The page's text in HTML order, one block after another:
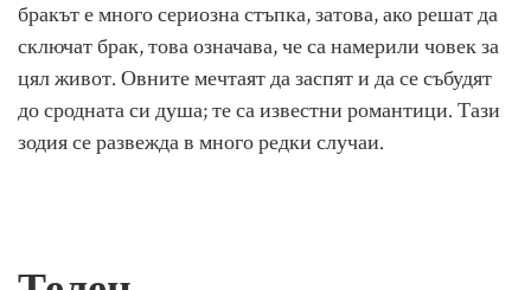
бракът е много сериозна стъпка, затова, ако решат да
сключат брак, това означава, че са намерили човек за
цял живот. Овните мечтаят да заспят и да се събудят
до сродната си душа; те са известни романтици. Тази
зодия се развежда в много редки случаи.